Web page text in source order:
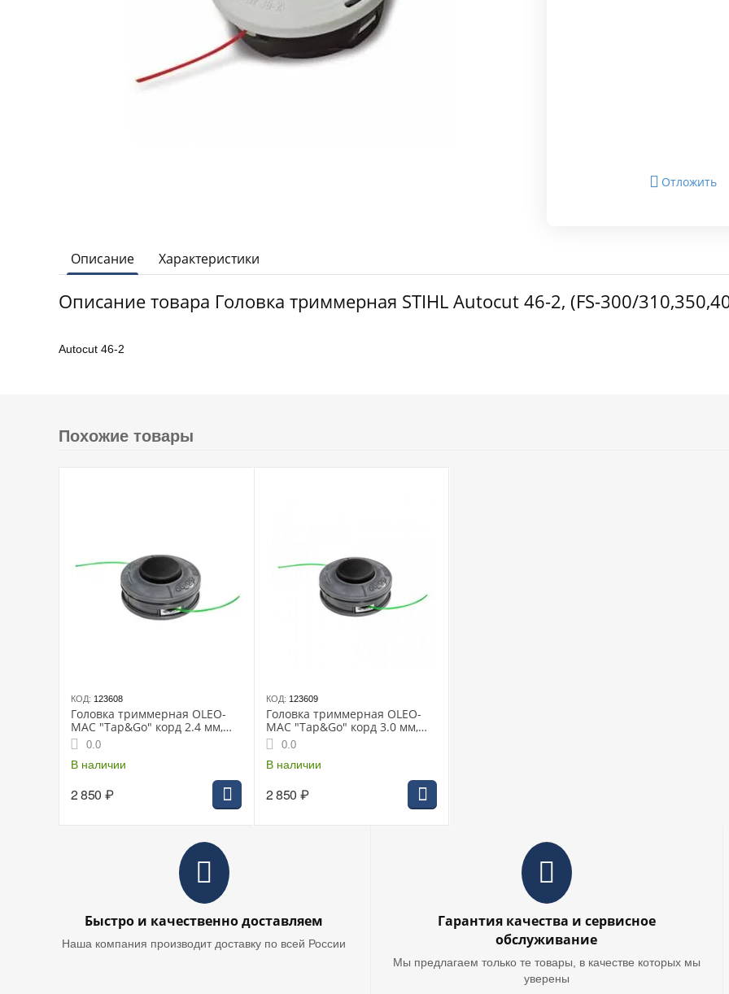
Отложить
Описание Характеристики
Описание товара Головка триммерная STIHL Autocut 46-2, (FS-300/
Autocut 46-2
Похожие товары
КОД: 123608
Головка триммерная OLEO-
MAC "Tap&Go" корд 2.4 мм,
М8х1.25LH + М10х1.25LH
0.0
В наличии
2 850 ₽
КОД: 123609
Головка триммерная OLEO-
MAC "Tap&Go" корд 3.0 мм,
М10х1,25LH
0.0
В наличии
2 850 ₽
Быстро и качественно доставляем
Наша компания производит доставку по всей России
Гарантия качества и сервисное
обслуживание
Мы предлагаем только те товары, в качестве которых мы
уверены